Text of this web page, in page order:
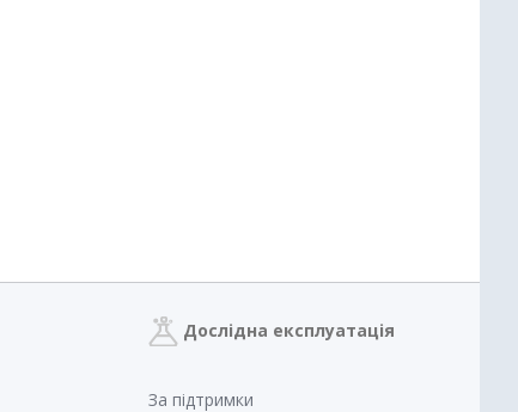
Дослідна експлуатація
За підтримки